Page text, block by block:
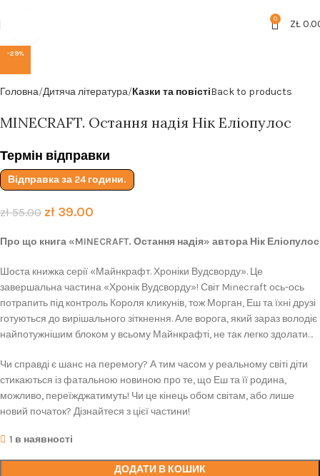
0 ZŁ
-29%
Головна Дитяча література Казки та повістіBack to products
MINECRAFT. Остання надія Нік Еліопулос
Термін відправки
Відправка за 24 години.
zł55.00 zł39.00
Про що книга «MINECRAFT. Остання надія» автора Нік Еліопулос
Шоста книжка серії «Майнкрафт. Хроніки Вудсворду». Це
завершальна частина «Хронік Вудсворду»! Світ Minecraft ось-ось
потрапить під контроль Короля кликунів, тож Морган, Еш та їхні друзі
готуються до вирішального зіткнення. Але ворога, який зараз володіє
найпотужнішим блоком у всьому Майнкрафті, не так легко здолати…
Чи справді є шанс на перемогу? А тим часом у реальному світі діти
стикаються із фатальною новиною про те, що Еш та її родина,
можливо, переїжджатимуть! Чи це кінець обом світам, або лише
новий початок? Дізнайтеся з цієї частини!
1 в наявності
ДОДАТИ В КОШИК